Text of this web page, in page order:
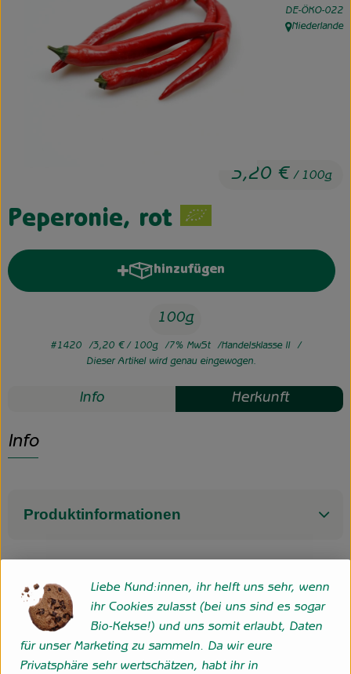
Unsere Hofkiste
Über uns
Neues vom Hof
Peperonie, rot
3,20 €/ 100g
, Kontrollstelle:
DE-ÖKO-022
, Herkunft:
Niederlande
hinzufügen
Produkt zum Warenkorb
100g
#1420 3,20 €/ 100g 7% MwSt
Handelsklasse II
Dieser Artikel wird genau eingewogen.
Info Herkunft
Info
Produktinformationen
Herkunft
Niederlande
Liebe Kund:innen, ihr helft uns sehr, wenn
ihr Cookies zulasst (bei uns sind es sogar
Bio-Kekse!) und uns somit erlaubt, Daten
für unser Marketing zu sammeln. Da wir eure
Privatsphäre sehr wertschätzen, habt ihr in